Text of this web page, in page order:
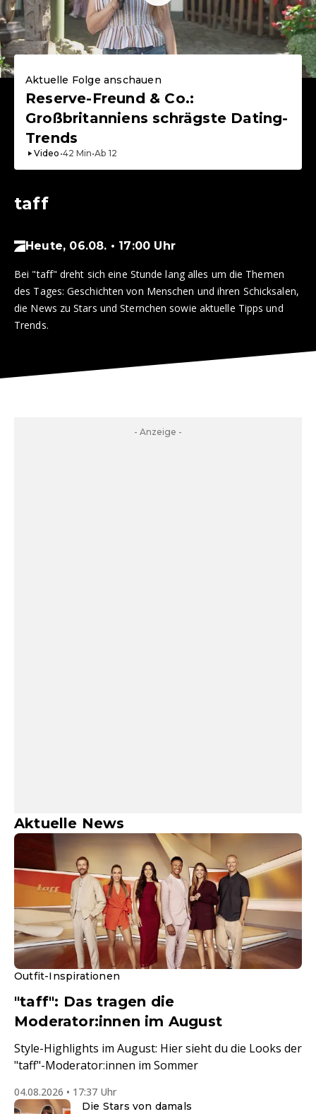
Aktuelle Folge anschauen
Reserve-Freund & Co.:
Großbritanniens schrägste Dating-
Trends
Video •42 Min•Ab 12
taff
Heute, 06.08. • 17:00 Uhr
Bei "taff" dreht sich eine Stunde lang alles um die Themen
des Tages: Geschichten von Menschen und ihren Schicksalen,
die News zu Stars und Sternchen sowie aktuelle Tipps und
Trends.
- Anzeige -
Aktuelle News
Outfit-Inspirationen
"taff": Das tragen die
Moderator:innen im August
Style-Highlights im August: Hier sieht du die Looks der
"taff"-Moderator:innen im Sommer
04.08.2026 • 17:37 Uhr
Die Stars von damals